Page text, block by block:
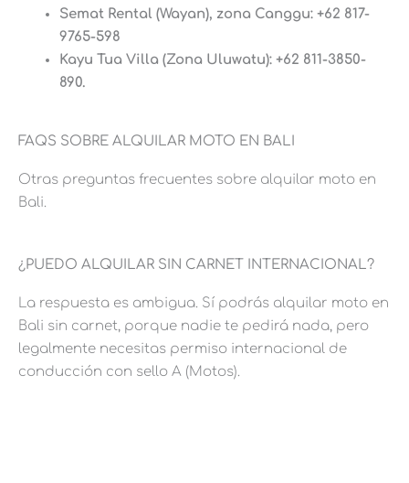
Semat Rental (Wayan), zona Canggu: +62 817-
9765-598
Kayu Tua Villa (Zona Uluwatu): +62 811-3850-
890.
FAQS SOBRE ALQUILAR MOTO EN BALI
Otras preguntas frecuentes sobre alquilar moto en
Bali.
¿PUEDO ALQUILAR SIN CARNET INTERNACIONAL?
La respuesta es ambigua. Sí podrás alquilar moto en
Bali sin carnet, porque nadie te pedirá nada, pero
legalmente necesitas permiso internacional de
conducción con sello A (Motos).